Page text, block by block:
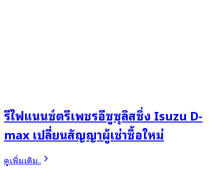
รีไฟแนนซ์ตรีเพชรอีซูซุลิสซิ่ง Isuzu D-
max เปลี่ยนสัญญาผู้เช่าซื้อใหม่
ดูเพิ่มเติม..